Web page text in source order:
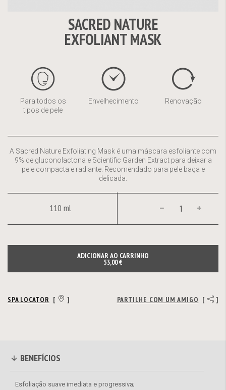
imagens
SACRED NATURE
EXFOLIANT MASK
Para todos os
tipos de pele
Envelhecimento Renovação
A Sacred Nature Exfoliating Mask é uma máscara esfoliante com
9% de gluconolactona e Scientific Garden Extract para deixar a
pele compacta e radiante. Recomendado para pele baça e
delicada.
ADICIONAR AO CARRINHO
53,00 €
110 ml
SPA LOCATOR [ ] PARTILHE COM UM AMIGO [ ]
BENEFÍCIOS
Esfoliação suave imediata e progressiva;